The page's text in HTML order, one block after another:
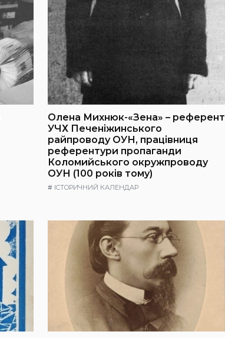
Олена Михнюк-«Зена» – референт
УЧХ Печеніжинського
райпроводу ОУН, працівниця
референтури пропаганди
Коломийського окружпроводу
ОУН (100 років тому)
# ІСТОРИЧНИЙ КАЛЕНДАР